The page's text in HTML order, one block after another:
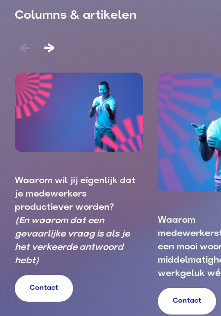
Columns & artikelen
Waarom wil jij eigenlijk dat
je medewerkers
productiever worden?
(En waarom dat een
gevaarlijke vraag is als je
het verkeerde antwoord
hebt)
Contact
Waarom
een mooi
werkgeluk
Contact